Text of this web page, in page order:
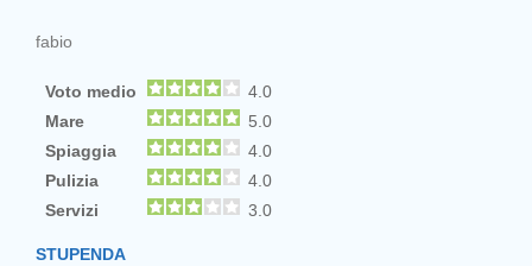
fabio
Voto medio
4.0
Mare
5.0
Spiaggia
4.0
Pulizia
4.0
Servizi
3.0
STUPENDA